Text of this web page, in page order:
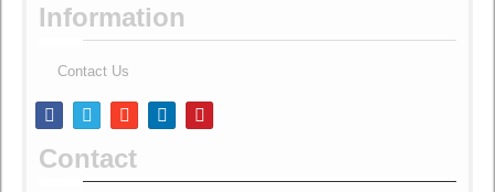
Information
Contact Us
Contact